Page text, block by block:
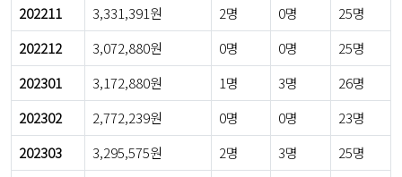
202211 3,331,391원 2명 0명
25명
202212
3,072,880원 0명 0명
25명
202301
3,172,880원 1명 3명
26명
202302
2,772,239원 0명 0명
23명
202303
3,295,575원 2명 3명
25명